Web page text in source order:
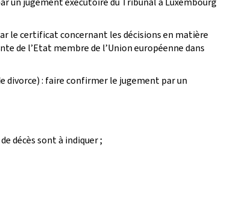
le certificat concernant les décisions en matière
de l’Etat membre de l’Union européenne dans
divorce) : faire confirmer le jugement par un
décès sont à indiquer ;